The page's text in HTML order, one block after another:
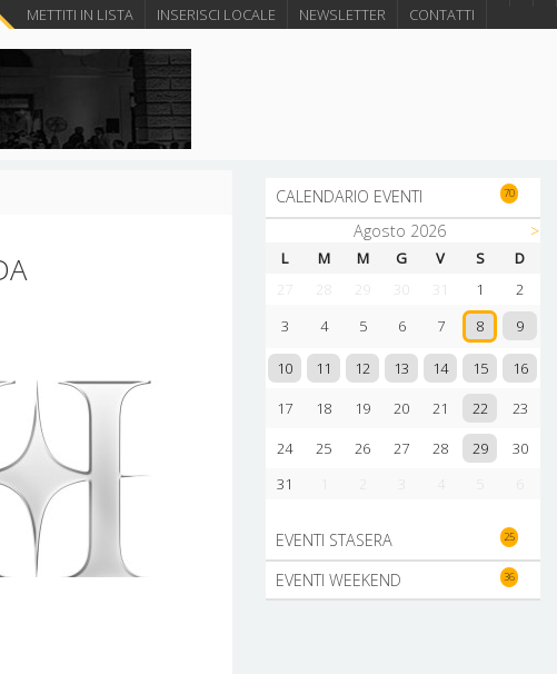
METTITI IN LISTA INSERISCI LOCALE NEWSLETTER CONTATTI
CALENDARIO EVENTI 70
Agosto 2026 >
L M M G V S
D
27
28 29 30 31 1
2
3
4 5 6 7 8 9
10 11 12 13 14 15 16
17 18 19 20 21 22
23
24
25 26 27 28 29
30
31
EVENTI STASERA 25
EVENTI WEEKEND 36